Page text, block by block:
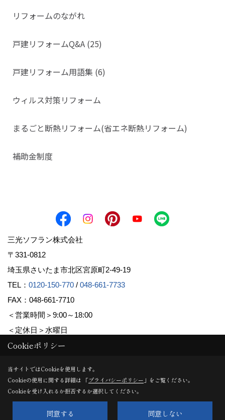
リフォームのながれ
戸建リフォームQ&A (25)
戸建リフォーム用語集 (6)
ウィルス対策リフォーム
まるごと断熱リフォーム(省エネ断熱リフォーム)
補助金制度
三光ソフラン株式会社
〒331-0812
埼玉県さいたま市北区宮原町2-49-19
TEL： 0120-150-770 / 048-661-7733
FAX：048-661-7710
＜営業時間＞9:00～18:00
＜定休日＞水曜日
Copyright (c) Sanko Soflan Corporation. All Rights Reserved.
Produced byゴデスクリエイト
Cookieポリシー
当サイトではCookieを使用します。
Cookieの使用に関する詳細は 「プライバシーポリシー 」をご覧ください。
Cookieを受け入れるか拒否するか選択してください。
同意する 同意しない